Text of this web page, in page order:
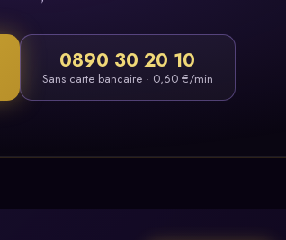
0890 30 20 10
Sans carte bancaire · 0,60 €/min